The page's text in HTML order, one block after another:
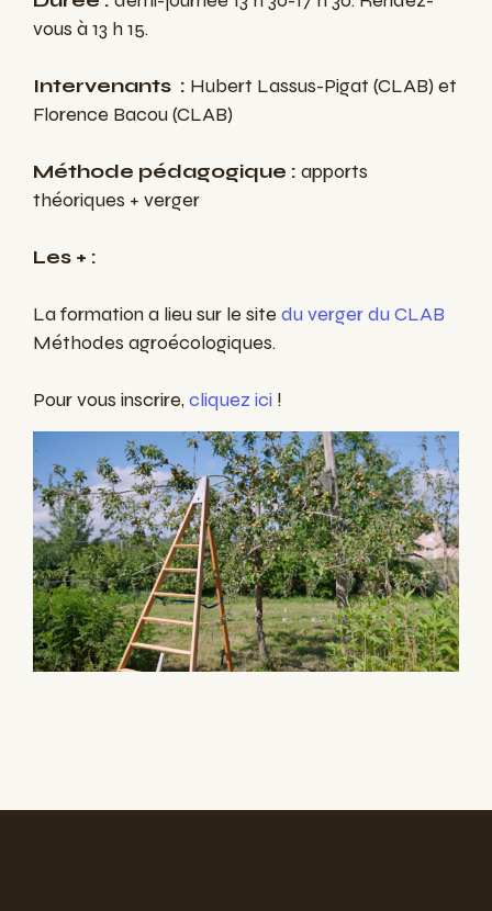
vous à 13 h 15.
Intervenants : Hubert Lassus-Pigat (CLAB) et
Florence Bacou (CLAB)
Méthode pédagogique : apports
théoriques + verger
Les + :
La formation a lieu sur le site du verger du CLAB
Méthodes agroécologiques.
Pour vous inscrire,cliquez ici !